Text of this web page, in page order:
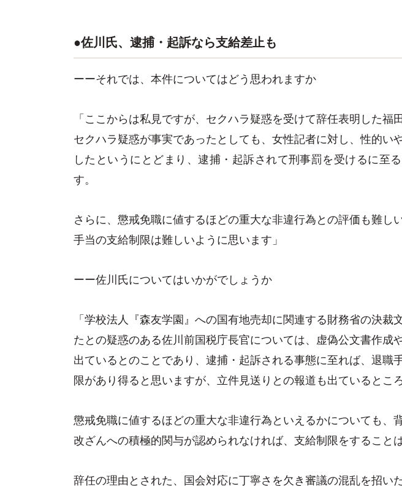
●佐川氏、逮捕・起訴なら支給差止も
ーーそれでは、本件についてはどう思われますか
「ここからは私見ですが、セクハラ疑惑を受けて辞任表明した福
セクハラ疑惑が事実であったとしても、女性記者に対し、性的い
したというにとどまり、逮捕・起訴されて刑事罰を受けるに至
す。
さらに、懲戒免職に値するほどの重大な非違行為との評価も難し
手当の支給制限は難しいように思います」
ーー佐川氏についてはいかがでしょうか
「学校法人『森友学園』への国有地売却に関連する財務省の決裁
たとの疑惑のある佐川前国税庁長官については、虚偽公文書作成
出ているとのことであり、逮捕・起訴される事態に至れば、退職
限があり得ると思いますが、立件見送りとの報道も出ているところ
懲戒免職に値するほどの重大な非違行為といえるかについても、
改ざんへの積極的関与が認められなければ、支給制限をすること
辞任の理由とされた、国会対応に丁寧さを欠き審議の混乱を招い